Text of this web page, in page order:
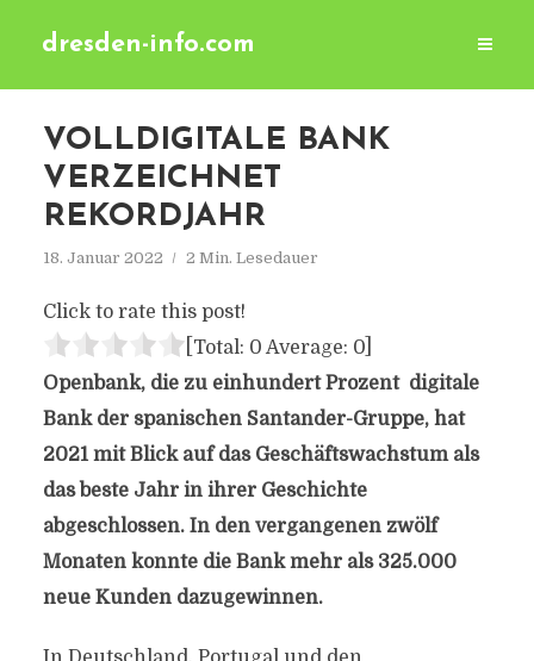
dresden-info.com
VOLLDIGITALE BANK
VERZEICHNET
REKORDJAHR
18. Januar 2022 2 Min. Lesedauer
Click to rate this post!
[Total: 0 Average: 0]
Openbank, die zu einhundert Prozent digitale
Bank der spanischen Santander-Gruppe, hat
2021 mit Blick auf das Geschäftswachstum als
das beste Jahr in ihrer Geschichte
abgeschlossen. In den vergangenen zwölf
Monaten konnte die Bank mehr als 325.000
neue Kunden dazugewinnen.